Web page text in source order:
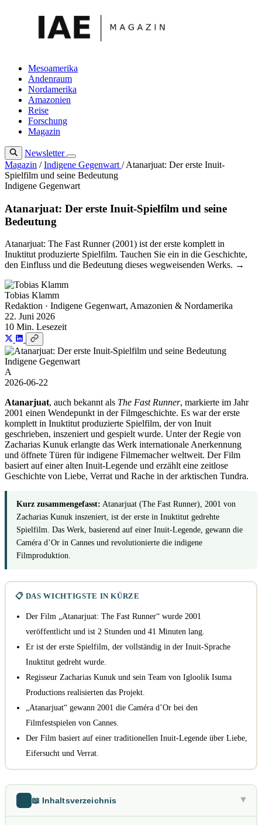
Mesoamerika
Andenraum
Nordamerika
Amazonien
Reise
Forschung
Magazin
Newsletter
Magazin / Indigene Gegenwart / Atanarjuat: Der erste Inuit-
Spielfilm und seine Bedeutung
Indigene Gegenwart
Atanarjuat: Der erste Inuit-Spielfilm und seine
Bedeutung
Atanarjuat: The Fast Runner (2001) ist der erste komplett in
Inuktitut produzierte Spielfilm. Tauchen Sie ein in die Geschichte,
den Einfluss und die Bedeutung dieses wegweisenden Werks. →
Tobias Klamm
Redaktion · Indigene Gegenwart, Amazonien & Nordamerika
22. Juni 2026
10 Min. Lesezeit
Indigene Gegenwart
A
2026-06-22
Atanarjuat, auch bekannt als The Fast Runner, markierte im Jahr
2001 einen Wendepunkt in der Filmgeschichte. Es war der erste
komplett in Inuktitut produzierte Spielfilm, der von Inuit
geschrieben, inszeniert und gespielt wurde. Unter der Regie von
Zacharias Kunuk erlangte das Werk internationale Anerkennung
und öffnete Türen für indigene Filmemacher weltweit. Der Film
basiert auf einer alten Inuit-Legende und erzählt eine zeitlose
Geschichte von Liebe, Verrat und Rache in der arktischen Tundra.
Kurz zusammengefasst: Atanarjuat (The Fast Runner), 2001 von
Zacharias Kunuk inszeniert, ist der erste in Inuktitut gedrehte
Spielfilm. Das Werk, basierend auf einer Inuit-Legende, gewann die
Caméra d’Or in Cannes und revolutionierte die indigene
Filmproduktion.
📋 DAS WICHTIGSTE IN KÜRZE
Der Film „Atanarjuat: The Fast Runner“ wurde 2001
veröffentlicht und ist 2 Stunden und 41 Minuten lang.
Er ist der erste Spielfilm, der vollständig in der Inuit-Sprache
Inuktitut gedreht wurde.
Regisseur Zacharias Kunuk und sein Team von Igloolik Isuma
Productions realisierten das Projekt.
„Atanarjuat“ gewann 2001 die Caméra d’Or bei den
Filmfestspielen von Cannes.
Der Film basiert auf einer traditionellen Inuit-Legende über Liebe,
Eifersucht und Verrat.
📖 Inhaltsverzeichnis ▶